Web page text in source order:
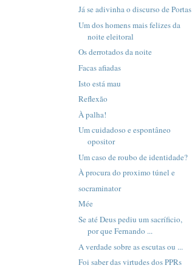
Já se adivinha o discurso de Portas
Um dos homens mais felizes da
noite eleitoral
Os derrotados da noite
Facas afiadas
Isto está mau
Reflexão
À palha!
Um cuidadoso e espontâneo
opositor
Um caso de roubo de identidade?
À procura do proximo túnel e
socraminator
Mée
Se até Deus pediu um sacríficio,
por que Fernando ...
A verdade sobre as escutas ou ...
Foi saber das virtudes dos PPRs